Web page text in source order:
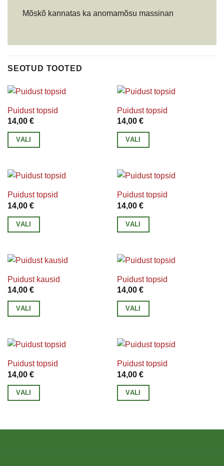
Mõskõ kannatas ka anomamõsu massinan
SEOTUD TOOTED
Puidust topsid
14,00 €
VALI
on
mitu
varianti.
Valikuid
saab
tootelehel.
Puidust topsid
14,00 €
VALI
on
mitu
varianti.
Valikuid
saab
tootelehel.
Puidust topsid
14,00 €
VALI
on
mitu
varianti.
Valikuid
saab
tootelehel.
Puidust topsid
14,00 €
VALI
on
mitu
varianti.
Valikuid
saab
tootelehel.
Puidust kausid
14,00 €
VALI
on
mitu
varianti.
Valikuid
saab
Puidust topsid
14,00 €
VALI
on
mitu
varianti.
Valikuid
saab
Puidust topsid
14,00 €
VALI
on
Puidust topsid
14,00 €
VALI
on